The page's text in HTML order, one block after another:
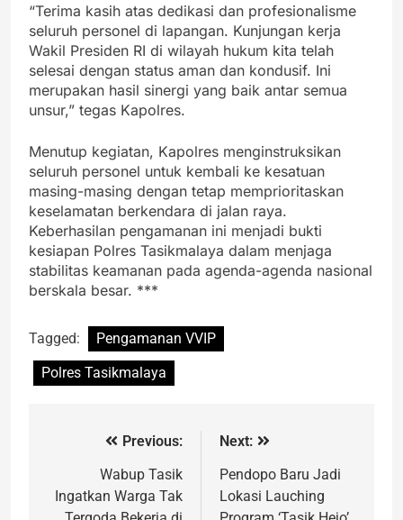
“Terima kasih atas dedikasi dan profesionalisme
seluruh personel di lapangan. Kunjungan kerja
Wakil Presiden RI di wilayah hukum kita telah
selesai dengan status aman dan kondusif. Ini
merupakan hasil sinergi yang baik antar semua
unsur,” tegas Kapolres.
Menutup kegiatan, Kapolres menginstruksikan
seluruh personel untuk kembali ke kesatuan
masing-masing dengan tetap memprioritaskan
keselamatan berkendara di jalan raya.
Keberhasilan pengamanan ini menjadi bukti
kesiapan Polres Tasikmalaya dalam menjaga
stabilitas keamanan pada agenda-agenda nasional
berskala besar. ***
Tagged:
Pengamanan VVIP
Polres Tasikmalaya
Previous:
Wabup Tasik
Ingatkan Warga Tak
Next:
Pendopo Baru Jadi
Lokasi Lauching